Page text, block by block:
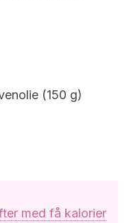
(150 g)
med få kalorier